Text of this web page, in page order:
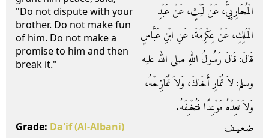
"Do not dispute with your
brother. Do not make fun
of him. Do not make a
promise to him and then
break it."
الْمُحَارِبِيُّ، عَنْ لَيْثٍ، عَنْ عَبْدِ
الْمَلِكِ، عَنْ عِكْرِمَةَ، عَنِ ابْنِ عَبَّاسٍ
قَالَ‏:‏ قَالَ رَسُولُ اللهِ صلى الله عليه
وسلم‏:‏ لاَ تُمَارِ أَخَاكَ، وَلاَ تُمَازِحْهُ،
وَلاَ تَعِدْهُ مَوْعِدًا فَتُخْلِفَهُ‏.‏
Grade: Da'if(Al-Albani) ضـعـيـف